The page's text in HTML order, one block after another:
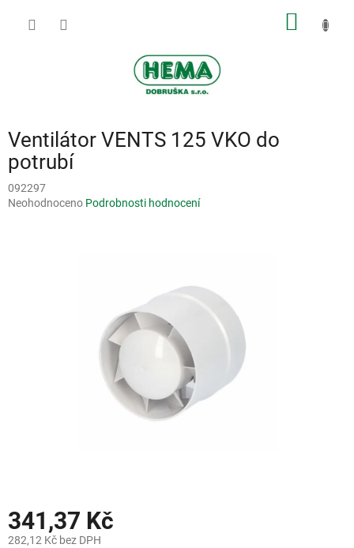
Ventilátor VENTS 125 VKO do
potrubí
092297
Průměrné
Neohodnoceno Podrobnosti hodnocení
341,37 Kč
282,12 Kč bez DPH